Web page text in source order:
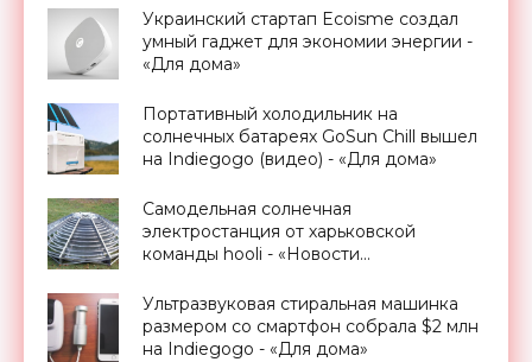
Украинский стартап Ecoisme создал
умный гаджет для экономии энергии -
«Для дома»
Портативный холодильник на
солнечных батареях GoSun Chill вышел
на Indiegogo (видео) - «Для дома»
Самодельная солнечная
электростанция от харьковской
команды hooli - «Новости
Ультразвуковая стиральная машинка
размером со смартфон собрала $2 млн
на Indiegogo - «Для дома»